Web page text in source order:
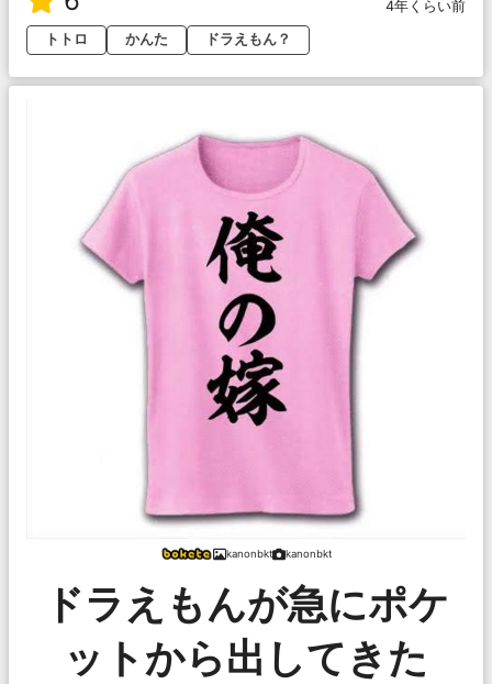
4年くらい前
トトロ
かんた ドラえもん？
kanonbkt kanonbkt
ドラえもんが急にポケ
ットから出してきた